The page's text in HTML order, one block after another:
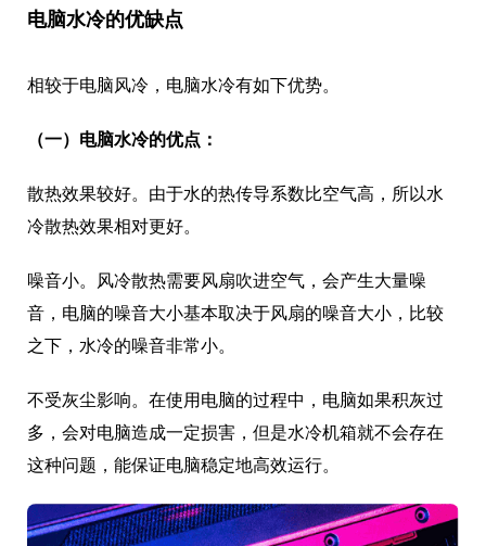
电脑水冷的优缺点
相较于电脑风冷，电脑水冷有如下优势。
（一）电脑水冷的优点：
散热效果较好。由于水的热传导系数比空气高，所以水
冷散热效果相对更好。
噪音小。风冷散热需要风扇吹进空气，会产生大量噪
音，电脑的噪音大小基本取决于风扇的噪音大小，比较
之下，水冷的噪音非常小。
不受灰尘影响。在使用电脑的过程中，电脑如果积灰过
多，会对电脑造成一定损害，但是水冷机箱就不会存在
这种问题，能保证电脑稳定地高效运行。